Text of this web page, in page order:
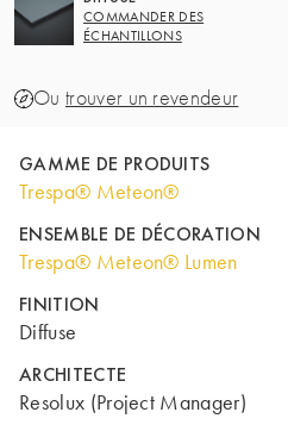
COMMANDER DES
ÉCHANTILLONS
Ou trouver un revendeur
GAMME DE PRODUITS
Trespa® Meteon®
ENSEMBLE DE DÉCORATION
Trespa® Meteon® Lumen
FINITION
Diffuse
ARCHITECTE
Resolux (Project Manager)